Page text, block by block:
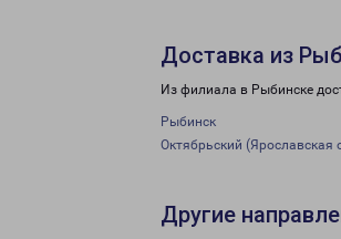
Доставка из
Из филиала в Рыбинске
Рыбинск
Октябрьский (Ярославская
Другие